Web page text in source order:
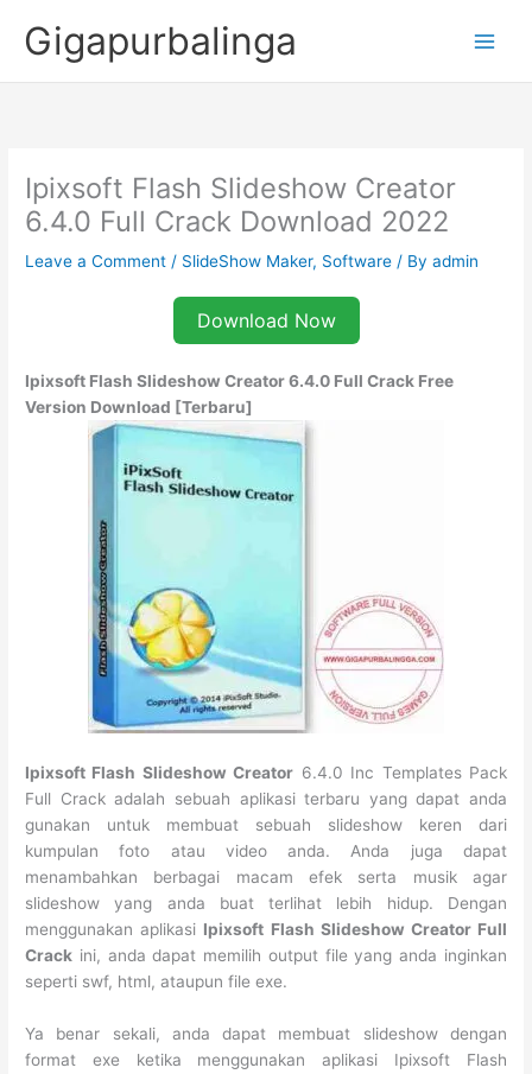
Gigapurbalinga
Ipixsoft Flash Slideshow Creator
6.4.0 Full Crack Download 2022
Leave a Comment / SlideShow Maker, Software / Byadmin
Download Now
Ipixsoft Flash Slideshow Creator 6.4.0 Full Crack Free
Version Download [Terbaru]
Ipixsoft Flash Slideshow Creator 6.4.0 Inc Templates Pack
Full Crack adalah sebuah aplikasi terbaru yang dapat anda
gunakan untuk membuat sebuah slideshow keren dari
kumpulan foto atau video anda. Anda juga dapat
menambahkan berbagai macam efek serta musik agar
slideshow yang anda buat terlihat lebih hidup. Dengan
menggunakan aplikasi Ipixsoft Flash Slideshow Creator Full
Crack ini, anda dapat memilih output file yang anda inginkan
seperti swf, html, ataupun file exe.
Ya benar sekali, anda dapat membuat slideshow dengan
format exe ketika menggunakan aplikasi Ipixsoft Flash